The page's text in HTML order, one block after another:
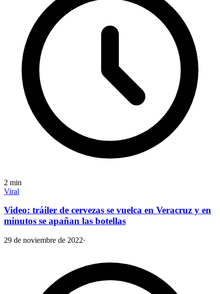
2 min
Viral
Video: tráiler de cervezas se vuelca en Veracruz y en
minutos se apañan las botellas
29 de noviembre de 2022·